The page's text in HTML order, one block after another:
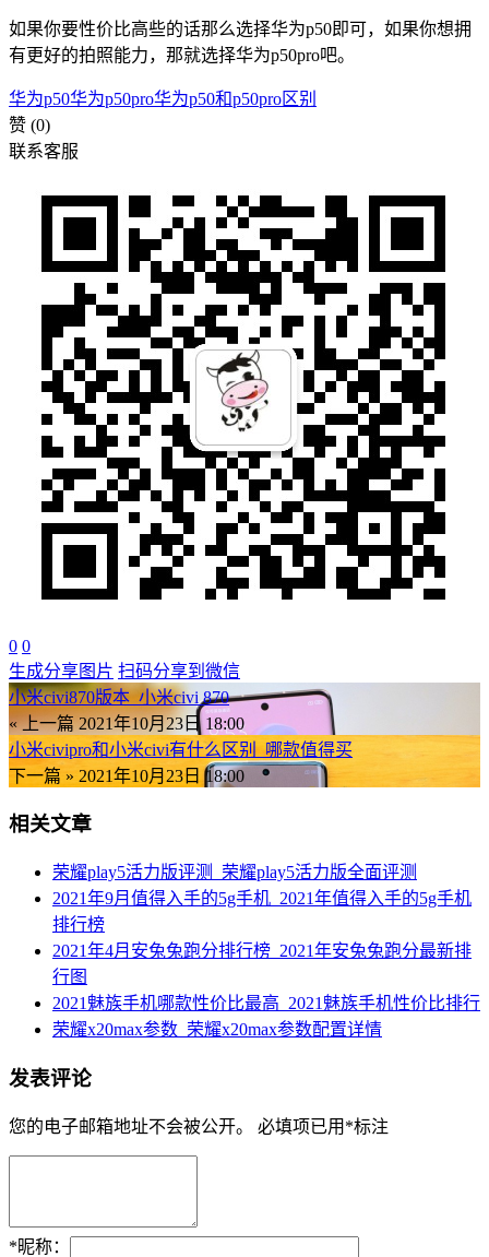
如果你要性价比高些的话那么选择华为p50即可，如果你想拥
有更好的拍照能力，那就选择华为p50pro吧。
华为p50华为p50pro华为p50和p50pro区别
赞 (0)
联系客服
0 0
生成分享图片 扫码分享到微信
小米civi870版本_小米civi 870
« 上一篇 2021年10月23日 18:00
小米civipro和小米civi有什么区别_哪款值得买
下一篇 » 2021年10月23日 18:00
相关文章
荣耀play5活力版评测_荣耀play5活力版全面评测
2021年9月值得入手的5g手机_2021年值得入手的5g手机
排行榜
2021年4月安兔兔跑分排行榜_2021年安兔兔跑分最新排
行图
2021魅族手机哪款性价比最高_2021魅族手机性价比排行
荣耀x20max参数_荣耀x20max参数配置详情
发表评论
您的电子邮箱地址不会被公开。 必填项已用 *标注
*昵称：